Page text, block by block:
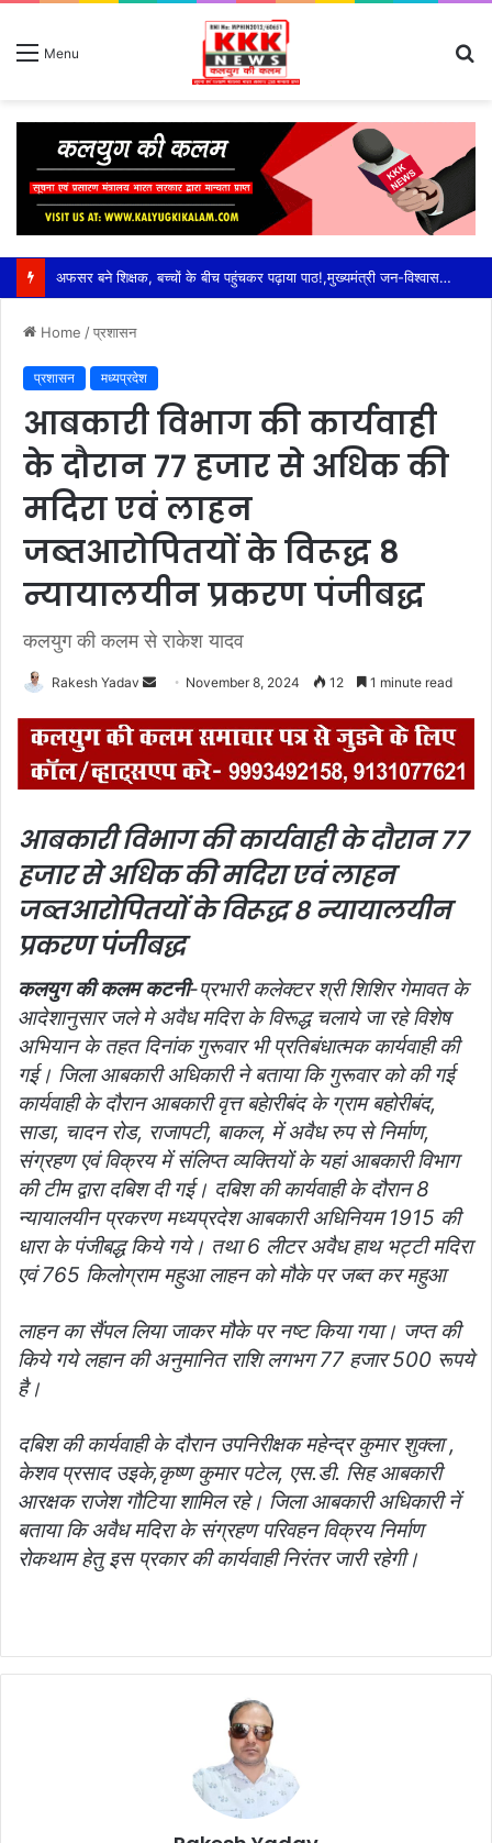
Menu
Home /प्रशासन
प्रशासन मध्यप्रदेश
आबकारी विभाग की कार्यवाही
के दौरान 77 हजार से अधिक की
मदिरा एवं लाहन
जब्तआरोपितयों के विरूद्ध 8
न्यायालयीन प्रकरण पंजीबद्ध
कलयुग की कलम से राकेश यादव
Rakesh Yadav
n
d
a
e
m
i
l
November 8, 2024 12 1 minute read
आबकारी विभाग की कार्यवाही के दौरान 77
हजार से अधिक की मदिरा एवं लाहन
जब्तआरोपितयों के विरूद्ध 8 न्यायालयीन
प्रकरण पंजीबद्ध
कलयुग की कलम कटनी-प्रभारी कलेक्टर श्री शिशिर गेमावत के
आदेशानुसार जले मे अवैध मदिरा के विरूद्ध चलाये जा रहे विशेष
अभियान के तहत दिनांक गुरूवार भी प्रतिबंधात्मक कार्यवाही की
गई। जिला आबकारी अधिकारी ने बताया कि गुरूवार को की गई
कार्यवाही के दौरान आबकारी वृत्त बहेारीबंद के ग्राम बहोरीबंद,
साडा, चादन रोड, राजापटी, बाकल, में अवैध रुप से निर्माण,
संग्रहण एवं विक्रय में संलिप्त व्यक्तियों के यहां आबकारी विभाग
की टीम द्वारा दबिश दी गई। दबिश की कार्यवाही के दौरान 8
न्यायालयीन प्रकरण मध्यप्रदेश आबकारी अधिनियम 1915 की
धारा के पंजीबद्ध किये गये। तथा 6 लीटर अवैध हाथ भट्टी मदिरा
एवं 765 किलोग्राम महुआ लाहन को मौके पर जब्त कर महुआ
लाहन का सैंपल लिया जाकर मौके पर नष्ट किया गया। जप्त की
किये गये लहान की अनुमानित राशि लगभग 77 हजार 500 रूपये
है।
दबिश की कार्यवाही के दौरान उपनिरीक्षक महेन्द्र कुमार शुक्ला ,
केशव प्रसाद उइके,कृष्ण कुमार पटेल, एस.डी. सिह आबकारी
आरक्षक राजेश गौटिया शामिल रहे। जिला आबकारी अधिकारी नें
बताया कि अवैध मदिरा के संग्रहण परिवहन विक्रय निर्माण
रोकथाम हेतु इस प्रकार की कार्यवाही निरंतर जारी रहेगी।